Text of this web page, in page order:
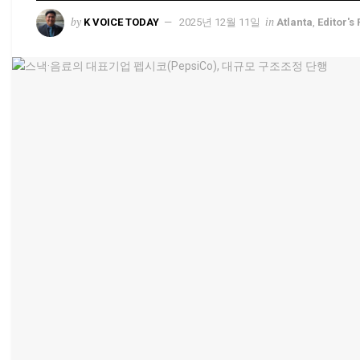
by K VOICE TODAY 2025년 12월 11일 in Atlanta Editor's